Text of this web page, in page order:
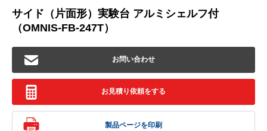
サイド（片面形）実験台 アルミシェルフ付
（OMNIS-FB-247T）
お問い合わせ
お見積り依頼をする
製品ページを印刷